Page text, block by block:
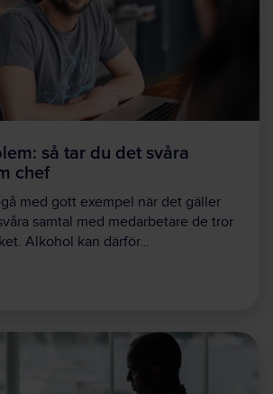
så tar du det svåra
chef
med gott exempel när det gäller
samtal med medarbetare de tror
Alkohol kan därför…